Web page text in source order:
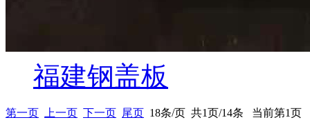
福建钢盖板
第一页 上一页 下一页 尾页 18条/页 共1页/14条 当前第1页